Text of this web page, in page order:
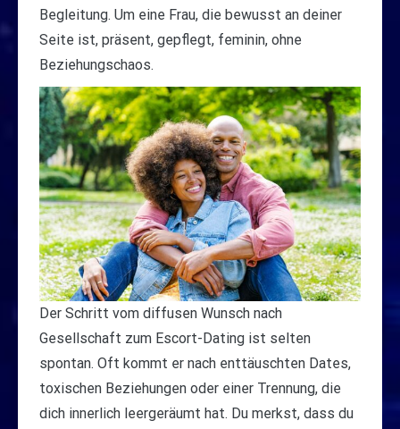
Begleitung. Um eine Frau, die bewusst an deiner
Seite ist, präsent, gepflegt, feminin, ohne
Beziehungschaos.
Der Schritt vom diffusen Wunsch nach
Gesellschaft zum Escort-Dating ist selten
spontan. Oft kommt er nach enttäuschten Dates,
toxischen Beziehungen oder einer Trennung, die
dich innerlich leergeräumt hat. Du merkst, dass du